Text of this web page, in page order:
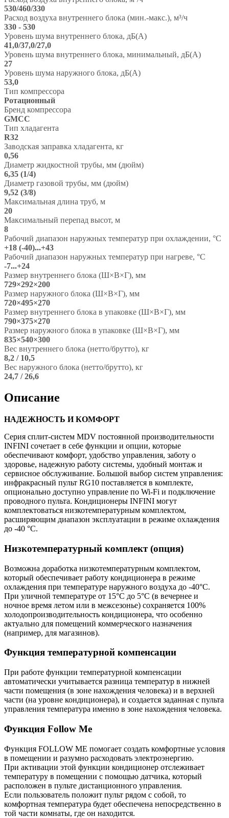
530/460/330
Расход воздуха внутреннего блока (мин.-макс.), м³/ч
330 - 530
Уровень шума внутреннего блока, дБ(А)
41,0/37,0/27,0
Уровень шума внутреннего блока, минимальный, дБ(А)
27
Уровень шума наружного блока, дБ(А)
53,0
Тип компрессора
Ротационный
Бренд компрессора
GMCC
Тип хладагента
R32
Заводская заправка хладагента, кг
0,56
Диаметр жидкостной трубы, мм (дюйм)
6,35 (1/4)
Диаметр газовой трубы, мм (дюйм)
9,52 (3/8)
Максимальная длина труб, м
20
Максимальный перепад высот, м
8
Рабочий диапазон наружных температур при охлаждении, °C
+18 (-40)...+43
Рабочий диапазон наружных температур при нагреве, °C
-7...+24
Размер внутреннего блока (Ш×В×Г), мм
729×292×200
Размер наружного блока (Ш×В×Г), мм
720×495×270
Размер внутреннего блока в упаковке (Ш×В×Г), мм
790×375×270
Размер наружного блока в упаковке (Ш×В×Г), мм
835×540×300
Вес внутреннего блока (нетто/брутто), кг
8,2 / 10,5
Вес наружного блока (нетто/брутто), кг
24,7 / 26,6
Описание
НАДЕЖНОСТЬ И КОМФОРТ
Серия сплит-систем MDV постоянной производительности
INFINI сочетает в себе функции и опции, которые
обеспечивают комфорт, удобство управления, заботу о
здоровье, надежную работу системы, удобный монтаж и
сервисное обслуживание. Большой выбор систем управления:
инфракрасный пульт RG10 поставляется в комплекте,
опционально доступно управление по Wi-Fi и подключение
проводного пульта. Кондиционеры INFINI могут
комплектоваться низкотемпературным комплектом,
расширяющим диапазон эксплуатации в режиме охлаждения
до -40 °C.
Низкотемпературный комплект (опция)
Возможна доработка низкотемпературным комплектом,
который обеспечивает работу кондиционера в режиме
охлаждения при температуре наружного воздуха до -40°С.
При уличной температуре от 15°С до 5°С (в вечернее и
ночное время летом или в межсезонье) сохраняется 100%
холодопроизводительность кондиционера, что особенно
актуально для помещений коммерческого назначения
(например, для магазинов).
Функция температурной компенсации
При работе функции температурной компенсации
автоматически учитывается разница температур в нижней
части помещения (в зоне нахождения человека) и в верхней
части (на уровне кондиционера), и создается заданная с пульта
управления температура именно в зоне нахождения человека.
Функция Follow Me
Функция FOLLOW ME помогает создать комфортные условия
в помещении и разумно расходовать электроэнергию.
При активации этой функции кондиционер отслеживает
температуру в помещении с помощью датчика, который
расположен в пульте дистанционного управления.
Если пользователь положит пульт рядом с собой, то
комфортная температура будет обеспечена непосредственно в
той части комнаты, где он находится.